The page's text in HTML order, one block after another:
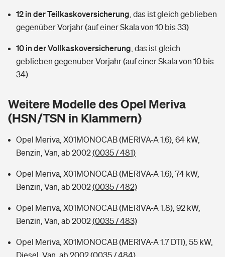
Sie haben Fragen?
Restkreditversicherung
Tools
Hochwasser-Check: Wie gefährdet ist Ihr Haus?
Sie haben Fragen?
Hundehalter-Haftpflicht
Handyversicherung
Private Cyberversicherung
Zur Übersicht
Kinderunfall-Check: Mehr Sicherheit für deine Kids
Typklassen: So ist Ihr Auto eingestuft
Tools
Wer versichert was: Jetzt Versicherer finden
Rentenrechner: Wie viel Geld bekomme ich im Alter?
12 in der Teilkaskoversicherung das ist gleich geblieben
gegenüber Vorjahr (auf einer Skala von 10 bis 33)
10 in der Vollkaskoversicherung das ist gleich
geblieben gegenüber Vorjahr (auf einer Skala von 10 bis
34)
Weitere Modelle des Opel Meriva
(HSN/TSN in Klammern)
Opel Meriva, X01MONOCAB (MERIVA-A 1.6), 64 kW,
Benzin, Van, ab 2002(0035 / 481)
Opel Meriva, X01MONOCAB (MERIVA-A 1.6), 74 kW,
Benzin, Van, ab 2002(0035 / 482)
Opel Meriva, X01MONOCAB (MERIVA-A 1.8), 92 kW,
Benzin, Van, ab 2002(0035 / 483)
Opel Meriva, X01MONOCAB (MERIVA-A 1.7 DTI), 55 kW,
Diesel, Van, ab 2002(0035 / 484)